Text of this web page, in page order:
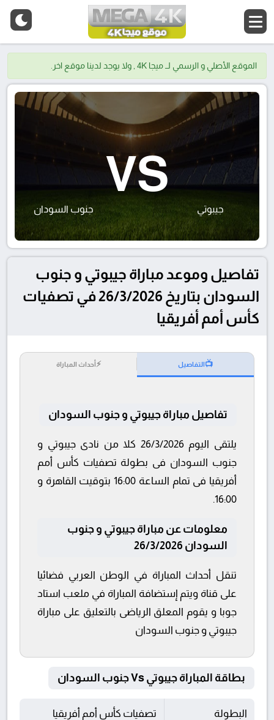
الموقع الأصلي و الرسمي لــ ميجا 4K , ولا يوجد لدينا موقع اخر.
جيبوتي
VS
جنوب السودان
تفاصيل وموعد مباراة جيبوتي و جنوب
السودان بتاريخ 26/3/2026 في تصفيات
كأس أمم أفريقيا
📺التفاصيل ⚡أحداث المباراة
تفاصيل مباراة جيبوتي و جنوب السودان
يلتقى اليوم 26/3/2026 كلا من نادى جيبوتي و
جنوب السودان فى بطولة تصفيات كأس أمم
أفريقيا فى تمام الساعة 16:00 بتوقيت القاهرة و
16:00.
معلومات عن مباراة جيبوتي و جنوب
السودان 26/3/2026
تنقل أحداث المباراة في الوطن العربي فضائيا
على قناة ويتم إستضافة المباراة في ملعب استاد
جوبا و يقوم المعلق الرياضى بالتعليق على مباراة
جيبوتي و جنوب السودان
بطاقة المباراة جيبوتي Vs جنوب السودان
البطولة تصفيات كأس أمم أفريقيا